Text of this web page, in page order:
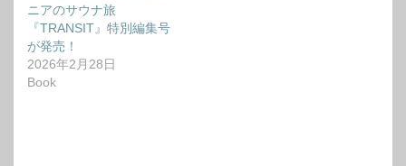
ニアのサウナ旅
『TRANSIT』特別編集号
が発売！
2026年2月28日
Book